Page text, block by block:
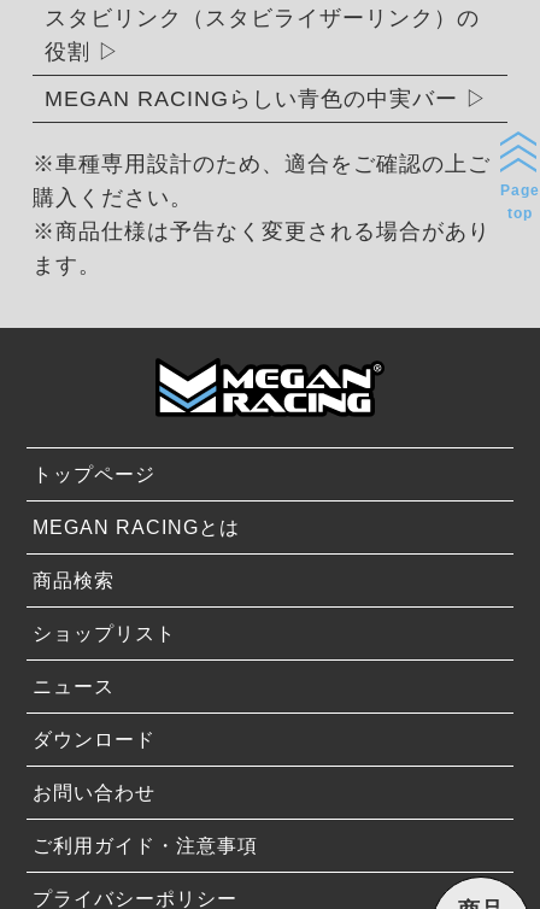
スタビリンク（スタビライザーリンク）の
役割
MEGAN RACINGらしい青色の中実バー
※車種専用設計のため、適合をご確認の上ご
購入ください。
※商品仕様は予告なく変更される場合があり
ます。
トップページ
MEGAN RACINGとは
商品検索
ショップリスト
ニュース
ダウンロード
お問い合わせ
ご利用ガイド・注意事項
プライバシーポリシー
Page
top